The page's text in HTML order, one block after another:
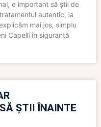
e important să știi de
autentic, la
mai jos, simplu
Capelli în siguranță
ȘTII ÎNAINTE